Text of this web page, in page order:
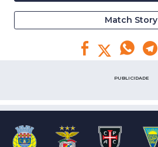
Match Story
PUBLICIDADE